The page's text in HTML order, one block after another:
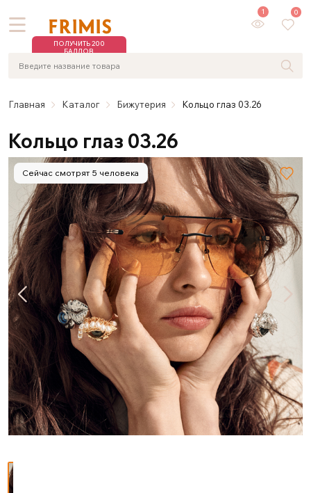
ПОЛУЧИТЬ 200
БАЛЛОВ
1 0
Главная Каталог Бижутерия Кольцо глаз 03.26
Кольцо глаз 03.26
Сейчас смотрят 5 человека